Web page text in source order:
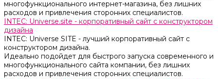
многофункционального интернет-магазина, без лишних
расходов и привлечения сторонних специалистов.
INTEC: Universe.site - корпоративный сайт с конструктором
дизайна
INTEC: Universe SITE - лучший корпоративный сайт с
конструктором дизайна.
Идеально подойдет для быстрого запуска современного и
многофункционального сайта компании, без лишних
расходов и привлечения сторонних специалистов.